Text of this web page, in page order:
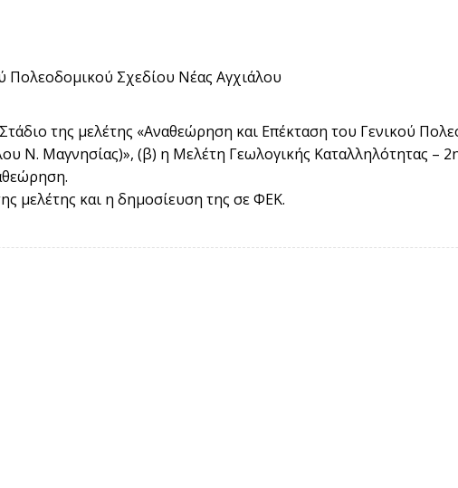
Πολεοδομικού Σχεδίου Νέας Αγχιάλου
της μελέτης «Αναθεώρηση και Επέκταση του Γενικού
Ν. Μαγνησίας)», (β) η Μελέτη Γεωλογικής Καταλληλότητας –
μελέτης και η δημοσίευση της σε ΦΕΚ.